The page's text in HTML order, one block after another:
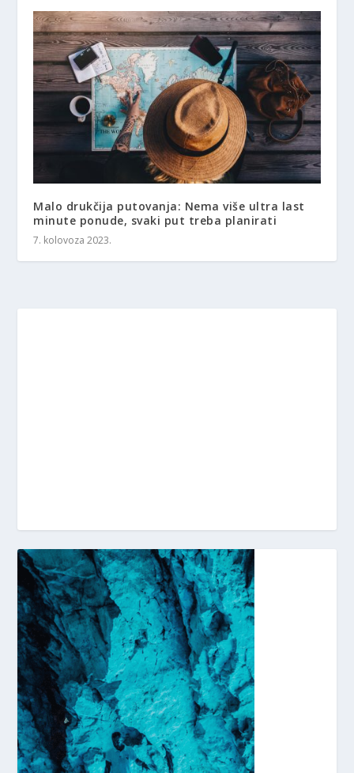
Malo drukčija putovanja: Nema više ultra last
minute ponude, svaki put treba planirati
7. kolovoza 2023.